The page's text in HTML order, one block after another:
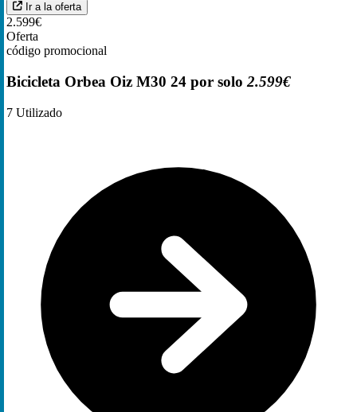
Ir a la oferta
2.599€
Oferta
código promocional
Bicicleta Orbea Oiz M30 24 por solo 2.599€
7 Utilizado